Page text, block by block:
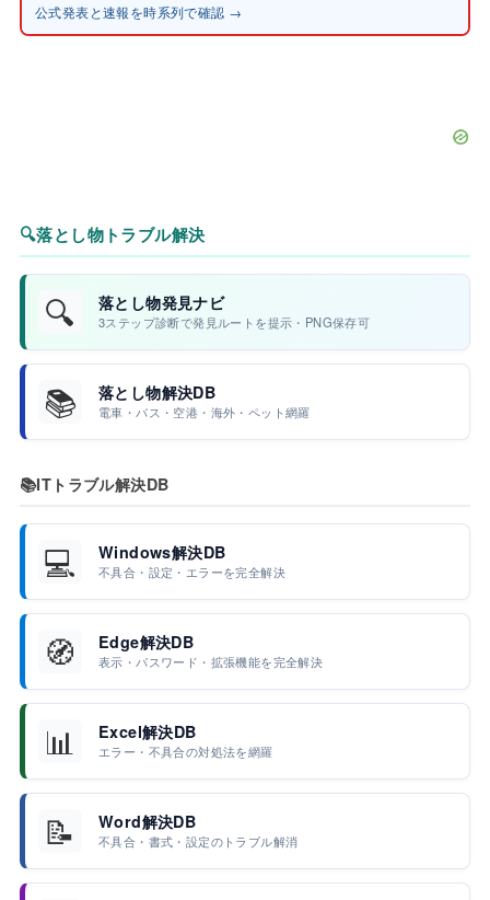
公式発表と速報を時系列で確認 →
🔍落とし物トラブル解決
🔍 落とし物発見ナビ
3ステップ診断で発見ルートを提示・PNG保存可
📚 落とし物解決DB
電車・バス・空港・海外・ペット網羅
📚ITトラブル解決DB
💻 Windows解決DB
不具合・設定・エラーを完全解決
🧭 Edge解決DB
表示・パスワード・拡張機能を完全解決
📊 Excel解決DB
エラー・不具合の対処法を網羅
📝 Word解決DB
不具合・書式・設定のトラブル解消